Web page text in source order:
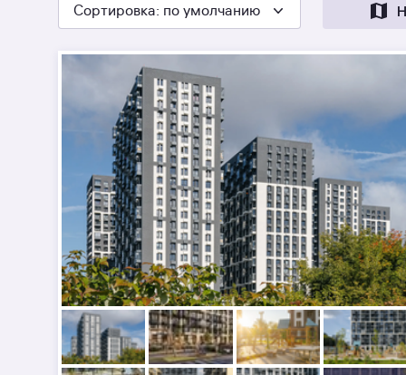
Сортировка: по умолчанию